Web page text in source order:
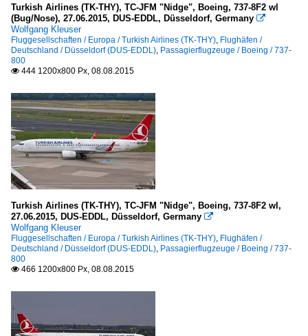
Turkish Airlines (TK-THY), TC-JFM "Nidge", Boeing, 737-8F2 wl
(Bug/Nose), 27.06.2015, DUS-EDDL, Düsseldorf, Germany 
Wolfgang Kleuser
Fluggesellschaften / Europa / Turkish Airlines (TK-THY), Flughäfen /
Deutschland / Düsseldorf (DUS-EDDL), Passagierflugzeuge / Boeing / 737-
800
 444 1200x800 Px, 08.08.2015
Turkish Airlines (TK-THY), TC-JFM "Nidge", Boeing, 737-8F2 wl,
27.06.2015, DUS-EDDL, Düsseldorf, Germany 
Wolfgang Kleuser
Fluggesellschaften / Europa / Turkish Airlines (TK-THY), Flughäfen /
Deutschland / Düsseldorf (DUS-EDDL), Passagierflugzeuge / Boeing / 737-
800
 466 1200x800 Px, 08.08.2015